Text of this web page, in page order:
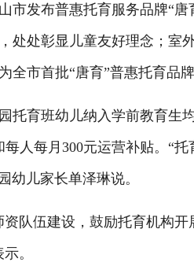
发布普惠托育服务品牌“唐
处处彰显儿童友好理念；室
市首批“唐育”普惠托育品牌
育班幼儿纳入学前教育生
人每月300元运营补贴。“
幼儿家长单泽琳说。
伍建设，鼓励托育机构开
。